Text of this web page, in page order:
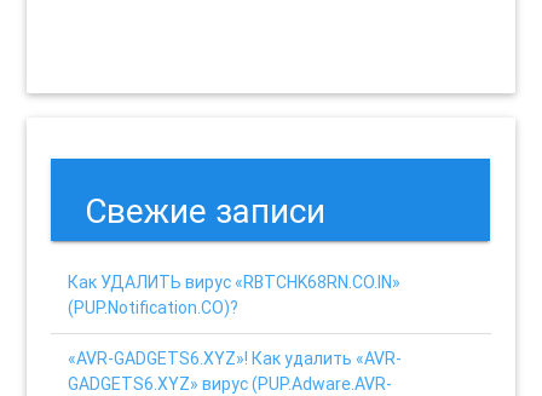
Свежие записи
Как УДАЛИТЬ вирус «RBTCHK68RN.CO.IN»
(PUP.Notification.CO)?
«AVR-GADGETS6.XYZ»! Как удалить «AVR-
GADGETS6.XYZ» вирус (PUP.Adware.AVR-